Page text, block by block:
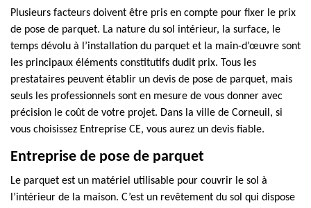
Plusieurs facteurs doivent être pris en compte pour fixer le prix
de pose de parquet. La nature du sol intérieur, la surface, le
temps dévolu à l’installation du parquet et la main-d’œuvre sont
les principaux éléments constitutifs dudit prix. Tous les
prestataires peuvent établir un devis de pose de parquet, mais
seuls les professionnels sont en mesure de vous donner avec
précision le coût de votre projet. Dans la ville de Corneuil, si
vous choisissez Entreprise CE, vous aurez un devis fiable.
Entreprise de pose de parquet
Le parquet est un matériel utilisable pour couvrir le sol à
l’intérieur de la maison. C’est un revêtement du sol qui dispose